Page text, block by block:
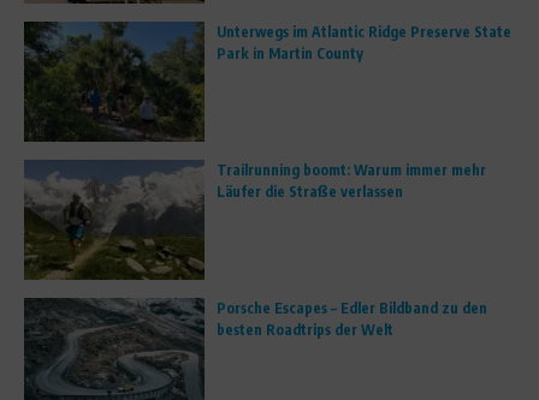
Unterwegs im Atlantic Ridge Preserve State
Park in Martin County
Trailrunning boomt: Warum immer mehr
Läufer die Straße verlassen
Porsche Escapes – Edler Bildband zu den
besten Roadtrips der Welt